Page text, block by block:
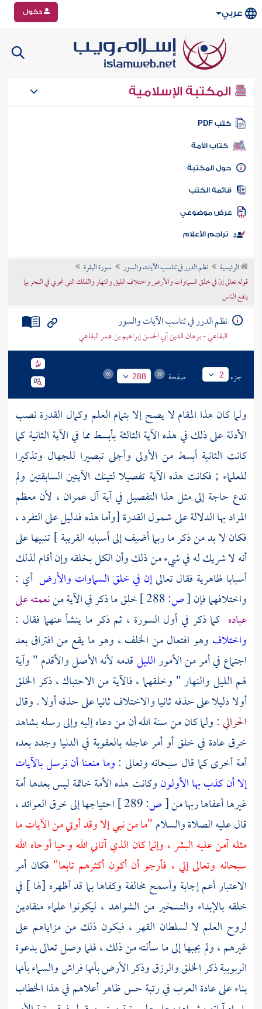
عربي دخول
المكتبة الإسلامية
كتب PDF
كتاب الأمة
المكتبة
الكتب
موضوعي
تراجم الأعلام
الرئيسية نظم الدرر في تناسب الآيات والسور
سورة البقرة
قوله تعالى إن في خلق السماوات والأرض واختلاف الليل والنهار والفلك التي تجري في البحر بما
ينفع الناس
نظم الدرر في تناسب الآيات والسور
البقاعي - برهان الدين أبي الحسن إبراهيم بن عمر البقاعي
جزء 2 صفحة 288
ولما كان هذا المقام لا يصح إلا بتمام العلم وكمال القدرة نصب
الأدلة على ذلك في هذه الآية الثالثة بأبسط مما في الآية الثانية كما
كانت الثانية أبسط من الأولى وأجلى تبصيرا للجهال وتذكيرا
للعلماء ; فكانت هذه الآية تفصيلا لتينك الآيتين السابقتين ولم
تدع حاجة إلى مثل هذا التفصيل في آية آل عمران ، لأن معظم
المراد بها الدلالة على شمول القدرة [وأما هذه فدليل على التفرد ،
فكان لا بد من ذكر ما ربما أضيف إلى أسبابه القريبة ] تنبيها على
أنه لا شريك له في شيء من ذلك وأن الكل بخلقه وإن أقام لذلك
أسبابا ظاهرية فقال تعالىإن في خلق السماوات والأرض أي :
واختلافهما فإن[ص: خلق ما ذكر في الآية مننعمته على
عباده كما ذكر في أول السورة ، ثم ذكر ما ينشأ عنهما فقال :
واختلاف وهو افتعال من الخلف ، وهو ما يقع من افتراق بعد
اجتماع في أمر من الأمورالليلقدمه لأنه الأصل والأقدم " وآية
لهم الليل والنهار " وخلقهما ، فالآية من الاحتباك ، ذكر الخلق
أولا دليلا على حذفه ثانيا والاختلاف ثانيا على حذفه أولا . وقال
الحرالي: ولما كان من سنة الله أن من دعاه إليه وإلى رسله بشاهد
خرق عادة في خلق أو أمر عاجله بالعقوبة في الدنيا وجدد بعده
أمة أخرى كما قال سبحانه وتعالى :وما منعنا أن نرسل بالآيات
إلا أن كذب بها الأولونوكانت هذه الأمة خاتمة ليس بعدها أمة
غيرها أعفاها ربها من[ص:
احتياجها إلى خرق العوائد ،
قال عليه الصلاة والسلام"ما من نبي إلا وقد أوتي من الآيات ما
مثله آمن عليه البشر ، وإنما كان الذي آتاني الله وحيا أوحاه الله
سبحانه وتعالى إلي ، فأرجو أن أكون أكثرهم تابعا" فكان أمر
الاعتبار أعم إجابة وأسمح مخالفة وكفاها بما قد أظهره [لها ] في
خلقه بالإبداء والتسخير من الشواهد ، ليكونوا علماء منقادين
لروح العلم لا لسلطان القهر ، فيكون ذلك من مزاياهم على
غيرهم ، ولم يجبها إلى ما سألته من ذلك ، فلما وصل تعالى بدعوة
الربوبية ذكر الخلق والرزق وذكر الأرض بأنها فراش والسماء بأنها
بناء على عادة العرب في رتبة حس ظاهر أعلاهم في هذا الخطاب